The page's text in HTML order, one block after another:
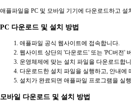
애플파일을 PC 및 모바일 기기에 다운로드하고
PC 다운로드 및 설치 방법
애플파일 공식 웹사이트에 접속합니다.
웹사이트 상단의 '다운로드' 또는 'PC버전'
운영체제에 맞는 설치 파일을 다운로드합
다운로드한 설치 파일을 실행하고, 안내에
설치가 완료되면 애플파일 프로그램을 실
모바일 다운로드 및 설치 방법